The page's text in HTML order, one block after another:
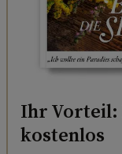
Ihr Vorteil:
kostenlos